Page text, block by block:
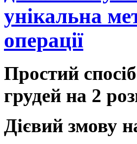
унікальна
операції
Простий
грудей на 2
Дієвий змову